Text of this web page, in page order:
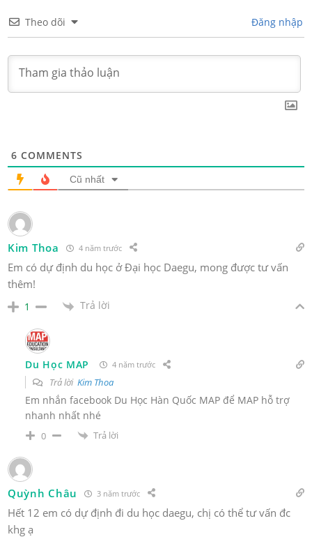
Theo dõi Đăng nhập
6 COMMENTS
Cũ nhất
Kim Thoa 4 năm trước
Em có dự định du học ở Đại học Daegu, mong được tư vấn
thêm!
1 Trả lời
Du Học MAP 4 năm trước
Trả lời Kim Thoa
Em nhắn facebook Du Học Hàn Quốc MAP để MAP hỗ trợ
nhanh nhất nhé
0 Trả lời
Quỳnh Châu 3 năm trước
Hết 12 em có dự định đi du học daegu, chị có thể tư vấn đc
khg ạ